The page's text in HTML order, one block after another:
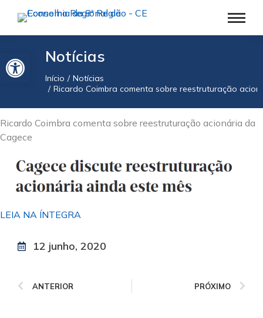
Barra de Ferramentas AbertaNotícias
Você está aqui:
Início
Notícias
Ricardo Coimbra comenta sobre reestruturação
Ricardo Coimbra comenta sobre reestruturação acionária da
Cagece
LEIA NA ÍNTEGRA
12 junho, 2020
ANTERIOR PRÓXIMO